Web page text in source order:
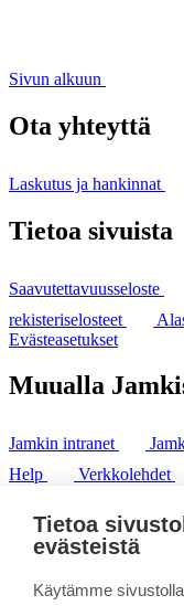
Sivun alkuun
Ota yhteyttä
Laskutus ja hankinnat
Tietoa sivuista
Saavutettavuusseloste
rekisteriselosteet
Evästeasetukset
Muualla
Jamkin intranet
Help
Verkkolehdet
puh. +358 20 743 8100
fax. +358 14 449 9694
Tietoa
evästeistä
Käytämme